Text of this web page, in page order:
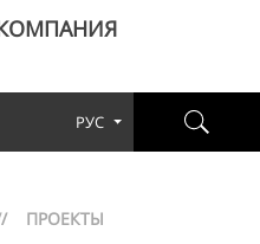
РУС
ПРОЕКТЫ